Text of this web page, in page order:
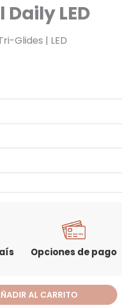
LED
Glides | LED
Opciones de pago
AL CARRITO